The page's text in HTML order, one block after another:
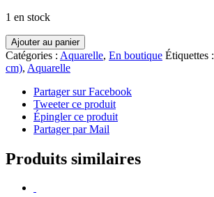
1 en stock
quantité
de
Réflexions
urbaines
Ajouter au panier
Catégories : Aquarelle, En boutique Étiquettes :
cm), Aquarelle
Partager sur Facebook
Tweeter ce produit
Épingler ce produit
Partager par Mail
Produits similaires